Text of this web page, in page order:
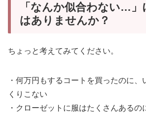
「なんか似合わない…」
はありませんか？
ちょっと考えてみてください。
・何万円もするコートを買ったのに、
くりこない
・クローゼットに服はたくさんあるの